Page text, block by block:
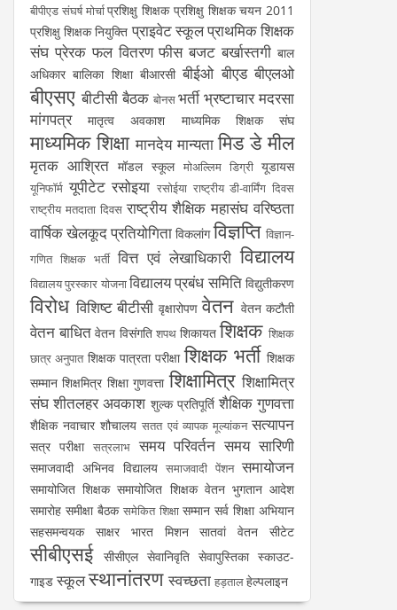
बीपीएड संघर्ष मोर्चा प्रशिक्षु शिक्षक प्रशिक्षु शिक्षक चयन 2011
प्रशिक्षु शिक्षक नियुक्ति प्राइवेट स्कूलप्राथमिक शिक्षक
संघ प्रेरक फल वितरण फीस बजट बर्खास्तगी बाल
अधिकार बालिका शिक्षा बीआरसी बीईओ बीएड बीएलओ
बीएसए बीटीसी बैठक बोनस भर्ती भ्रष्टाचार मदरसा
मांगपत्र
मातृत्व अवकाश माध्यमिक शिक्षक संघ
माध्यमिक शिक्षा मानदेय मान्यता मिड डे मील
मृतक आश्रित मॉडल स्कूल मोअल्लिम डिग्री यूडायस
यूनिफॉर्म यूपीटेट रसोइया रसोईया राष्ट्रीय डी-वार्मिंग दिवस
राष्ट्रीय मतदाता दिवस राष्ट्रीय शैक्षिक महासंघ वरिष्ठता
वार्षिक खेलकूद प्रतियोगिता विकलांग विज्ञप्ति विज्ञान-
गणित शिक्षक भर्ती वित्त एवं लेखाधिकारी विद्यालय
विद्यालय पुरस्कार योजनाविद्यालय प्रबंध समिति विद्युतीकरण
विरोध विशिष्ट बीटीसी वृक्षारोपण वेतन वेतन कटौती
वेतन बाधित वेतन विसंगति शपथ शिकायत शिक्षक शिक्षक
छात्र अनुपात शिक्षक पात्रता परीक्षा शिक्षक भर्ती शिक्षक
सम्मान शिक्षमित्र शिक्षा गुणवत्ता शिक्षामित्र शिक्षामित्र
संघ शीतलहर अवकाश शुल्क प्रतिपूर्ति शैक्षिक गुणवत्ता
शैक्षिक नवाचार शौचालय सतत एवं व्यापक मूल्यांकन सत्यापन
सत्र परीक्षा सत्रलाभ समय परिवर्तन समय सारिणी
समाजवादी अभिनव विद्यालय समाजवादी पेंशन समायोजन
समायोजित शिक्षक समायोजित शिक्षक वेतन भुगतान आदेश
समारोह समीक्षा बैठक समेकित शिक्षा सम्मान सर्व शिक्षा अभियान
सहसमन्वयक
साक्षर भारत मिशन सातवां वेतन सीटेट
सीबीएसई सीसीएल सेवानिवृति सेवापुस्तिका स्काउट-
गाइड स्कूलस्थानांतरण स्वच्छता हड़तालहेल्पलाइन